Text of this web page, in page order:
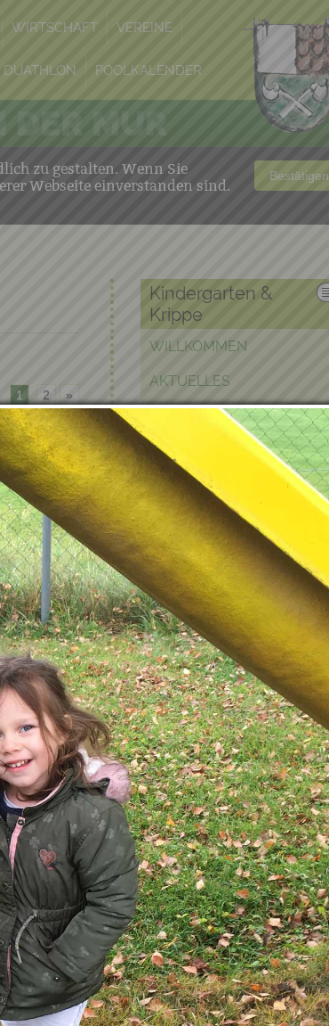
WIRTSCHAFT VEREINE
DUATHLON POOLKALENDER
MUR
zu gestalten. Wenn Sie
Webseite einverstanden sind.
Bestätigen
»
1 2
Kindergarten &
Krippe
WILLKOMMEN
AKTUELLES
KONTAKT
ANMELDUNG
KINDERGARTENJAHR
2026/2027